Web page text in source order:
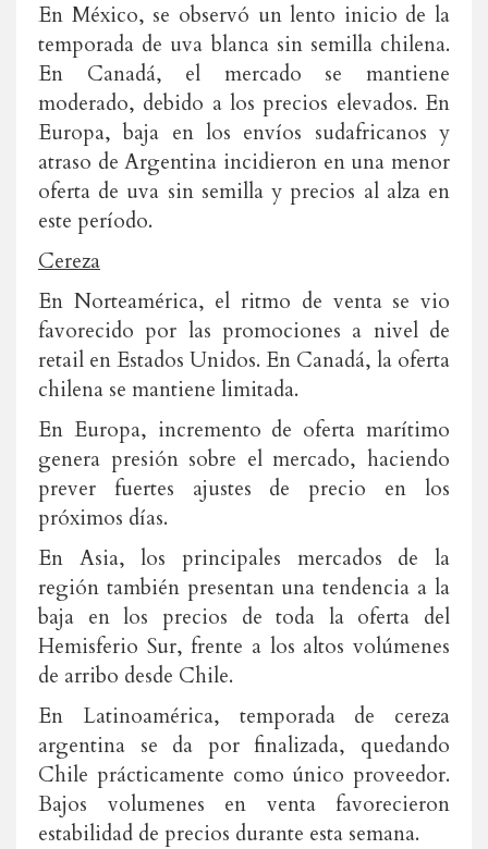
En México, se observó un lento inicio de la
temporada de uva blanca sin semilla chilena.
En Canadá, el mercado se mantiene
moderado, debido a los precios elevados. En
Europa, baja en los envíos sudafricanos y
atraso de Argentina incidieron en una menor
oferta de uva sin semilla y precios al alza en
este período.
Cereza
En Norteamérica, el ritmo de venta se vio
favorecido por las promociones a nivel de
retail en Estados Unidos. En Canadá, la oferta
chilena se mantiene limitada.
En Europa, incremento de oferta marítimo
genera presión sobre el mercado, haciendo
prever fuertes ajustes de precio en los
próximos días.
En Asia, los principales mercados de la
región también presentan una tendencia a la
baja en los precios de toda la oferta del
Hemisferio Sur, frente a los altos volúmenes
de arribo desde Chile.
En Latinoamérica, temporada de cereza
argentina se da por finalizada, quedando
Chile prácticamente como único proveedor.
Bajos volumenes en venta favorecieron
estabilidad de precios durante esta semana.